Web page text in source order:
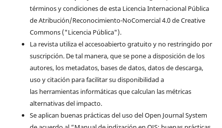
términos y condiciones de esta Licencia Internacional Pública
de Atribución/Reconocimiento-NoComercial 4.0 de Creative
Commons ("Licencia Pública").
La revista utiliza el accesoabierto gratuito y no restringido por
suscripción. De tal manera, que se pone a disposición de los
autores, los metadatos, bases de datos, datos de descarga,
uso y citación para facilitar su disponibilidad a
las herramientas informáticas que calculan las métricas
alternativas del impacto.
Se aplican buenas prácticas del uso del Open Journal System